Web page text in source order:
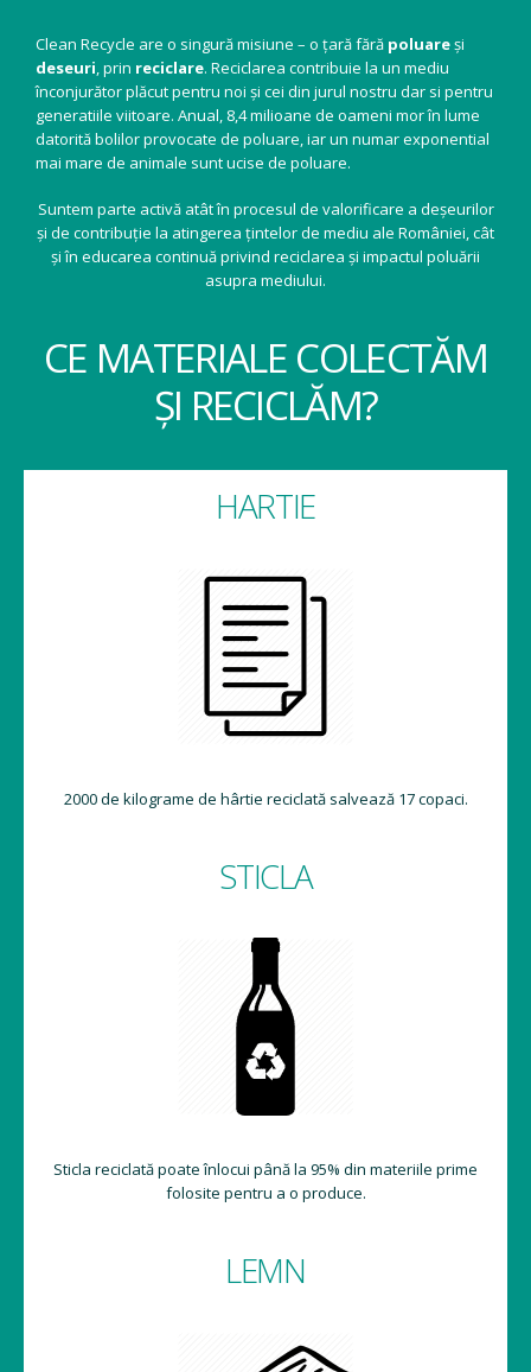
Clean Recycle are o singură misiune – o țară fără poluareși
deseuri, prin reciclare. Reciclarea contribuie la un mediu
înconjurător plăcut pentru noi și cei din jurul nostru dar si pentru
generatiile viitoare. Anual, 8,4 milioane de oameni mor în lume
datorită bolilor provocate de poluare, iar un numar exponential
mai mare de animale sunt ucise de poluare.
Suntem parte activă atât în procesul de valorificare a deșeurilor
și de contribuție la atingerea țintelor de mediu ale României, cât
și în educarea continuă privind reciclarea și impactul poluării
asupra mediului.
CE MATERIALE COLECTĂM
ȘI RECICLĂM?
HARTIE
2000 de kilograme de hârtie reciclată salvează 17 copaci.
STICLA
Sticla reciclată poate înlocui până la 95% din materiile prime
folosite pentru a o produce.
LEMN